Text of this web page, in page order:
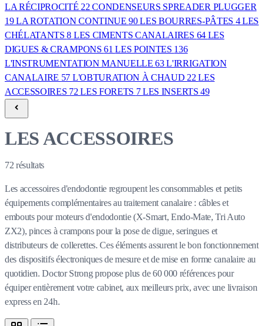
LA RÉCIPROCITÉ 22CONDENSEURS SPREADER PLUGGER
19LA ROTATION CONTINUE90LES BOURRES-PÂTES 4LES
CHÉLATANTS8 LES CIMENTS CANALAIRES 64 LES
DIGUES & CRAMPONS61LES POINTES 136
L'INSTRUMENTATION MANUELLE63L'IRRIGATION
CANALAIRE 57 L'OBTURATION À CHAUD 22LES
ACCESSOIRES 72LES FORETS 7LES INSERTS49
LES ACCESSOIRES
72résultats
Les accessoires d'endodontie regroupent les consommables et petits
équipements complémentaires au traitement canalaire : câbles et
embouts pour moteurs d'endodontie (X-Smart, Endo-Mate, Tri Auto
ZX2), pinces à crampons pour la pose de digue, seringues et
distributeurs de collerettes. Ces éléments assurent le bon fonctionnement
des dispositifs électroniques de mesure et de mise en forme canalaire au
quotidien. Doctor Strong propose plus de 60 000 références pour
équiper entièrement votre cabinet, aux meilleurs prix, avec une livraison
express en 24h.